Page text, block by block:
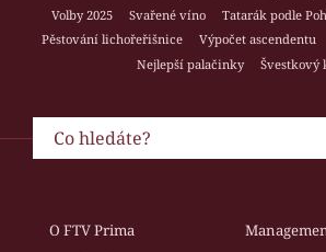
Volby 2025
Svařené víno Tatarák podle
Pěstování lichořeřišnice
Výpočet ascendentu
Nejlepší palačinky
Švestkový
O FTV Prima